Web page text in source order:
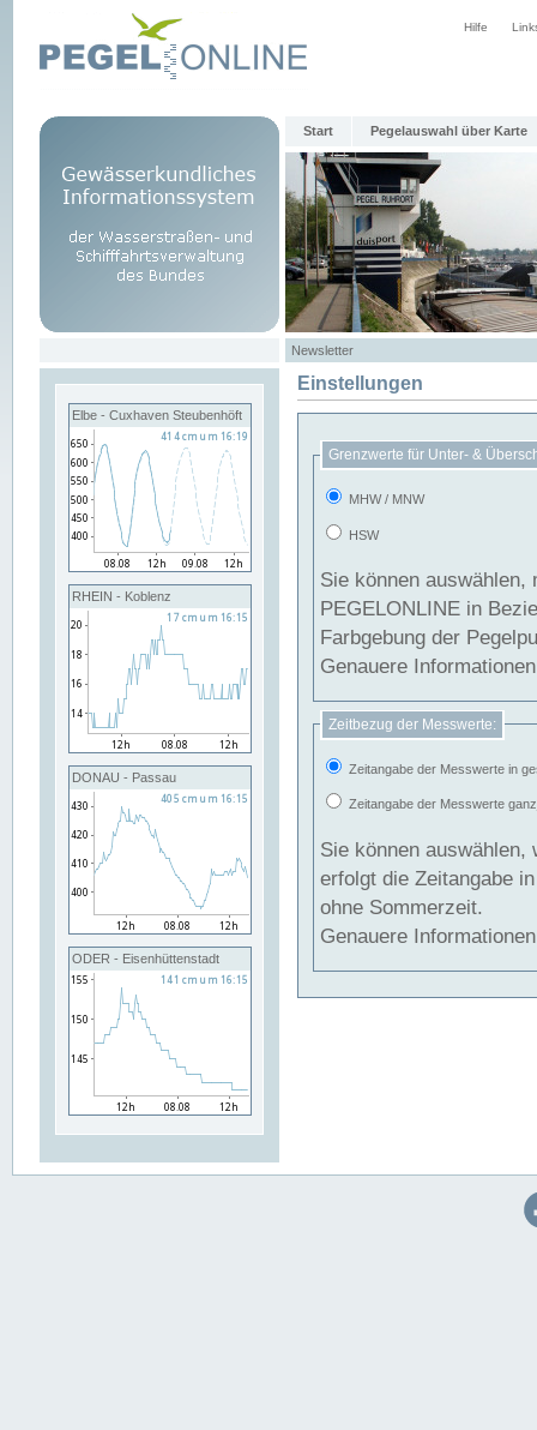
Hilfe
Start Pegelauswahl über Karte
Newsletter
Elbe - Cuxhaven Steubenhöft
RHEIN - Koblenz
DONAU - Passau
ODER - Eisenhüttenstadt
Einstellungen
Grenzwerte für Unter- &
MHW / MNW
HSW
Sie können
PEGELONLINE in Beziehung
Farbgebung der
Genauere
Zeitbezug der Messwerte:
Zeitangabe der Messwerte in
Zeitangabe der Messwerte
Sie können auswählen,
erfolgt die Zeitangabe
ohne Sommerzeit.
Genauere